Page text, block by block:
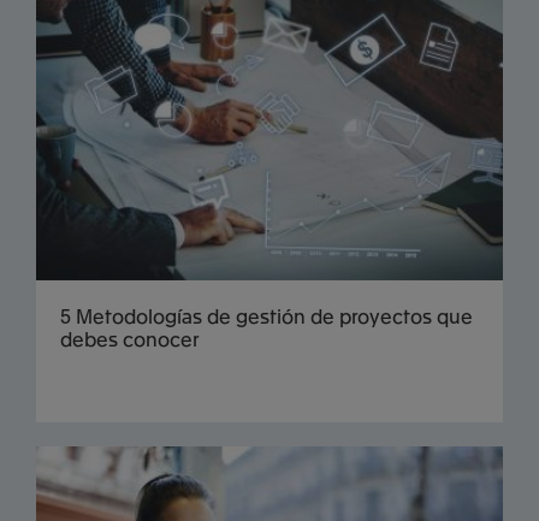
5 Metodologías de gestión de proyectos que
debes conocer